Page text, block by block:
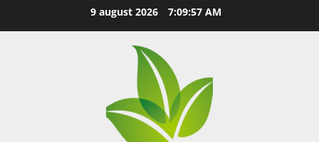
9 august 2026 7:09:58 AM